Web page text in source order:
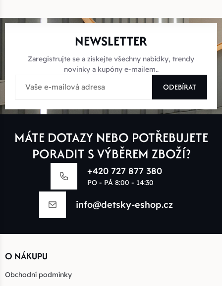
NEWSLETTER
Zaregistrujte se a získejte všechny nabídky, trendy
novinky a kupóny e-mailem..
ODEBÍRAT
MÁTE DOTAZY NEBO POTŘEBUJETE
PORADIT S VÝBĚREM ZBOŽÍ?
+420 727 877 380
PO - PÁ 8:00 - 14:30
info@detsky-eshop.cz
O NÁKUPU
Obchodní podmínky